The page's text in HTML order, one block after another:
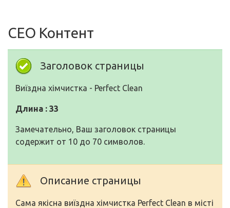
СЕО Контент
Заголовок страницы
Виїздна хімчистка - Perfect Clean
Длина : 33
Замечательно, Ваш заголовок страницы
содержит от 10 до 70 символов.
Описание страницы
Сама якісна виїздна хімчистка Perfect Clean в місті